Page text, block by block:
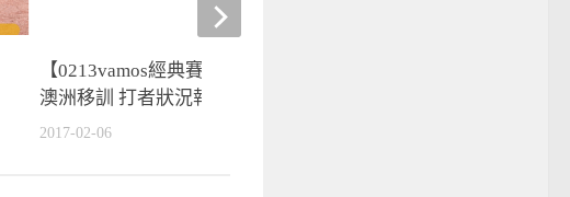
【0213vamos經典賽快報】中華隊
澳洲移訓 打者狀況報你知
2017-02-06